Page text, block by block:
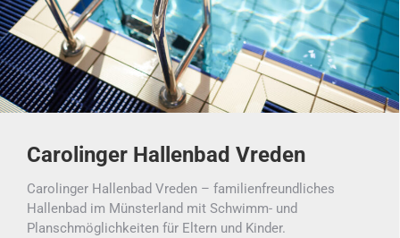
Carolinger Hallenbad Vreden
Carolinger Hallenbad Vreden – familienfreundliches
Hallenbad im Münsterland mit Schwimm- und
Planschmöglichkeiten für Eltern und Kinder.